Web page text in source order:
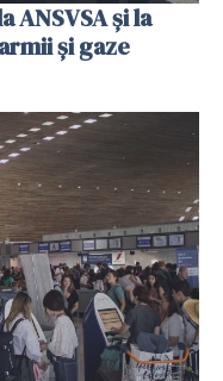
ANSVSA și la
și gaze